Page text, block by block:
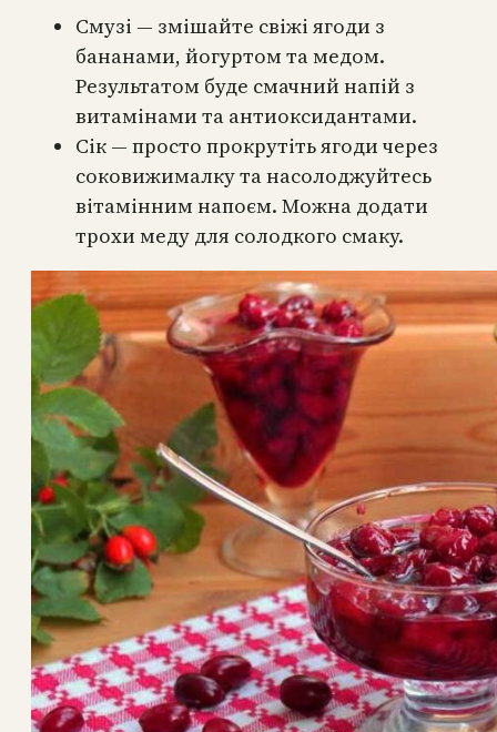
Смузі — змішайте свіжі ягоди з
бананами, йогуртом та медом.
Результатом буде смачний напій з
витамінами та антиоксидантами.
Сік — просто прокрутіть ягоди через
соковижималку та насолоджуйтесь
вітамінним напоєм. Можна додати
трохи меду для солодкого смаку.